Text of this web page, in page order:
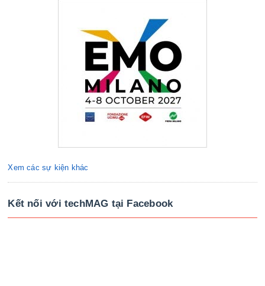
Xem các sự kiện khác
Kết nối với techMAG tại Facebook